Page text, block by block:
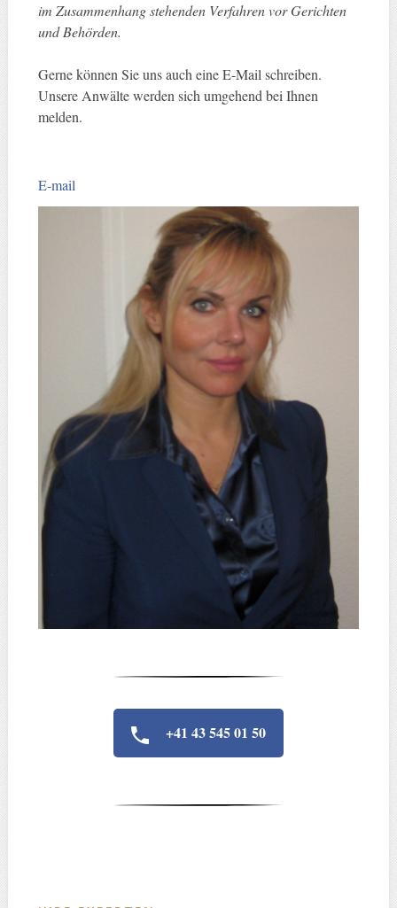
im Zusammenhang stehenden Verfahren vor Gerichten
und Behörden.
Gerne können Sie uns auch eine E-Mail schreiben.
Unsere Anwälte werden sich umgehend bei Ihnen
melden.
E-mail
+41 43 545 01 50